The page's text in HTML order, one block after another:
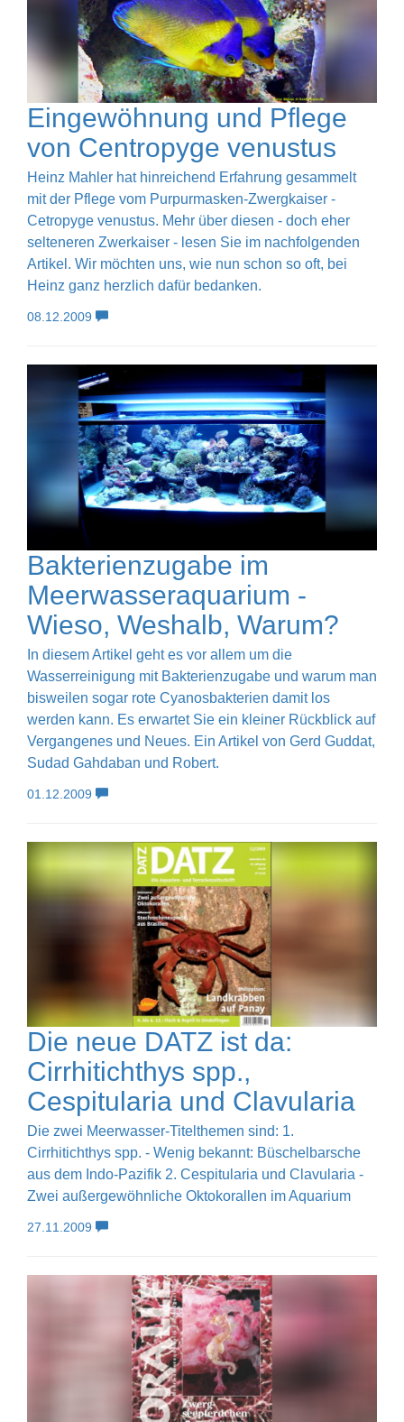
Eingewöhnung und Pflege
von Centropyge venustus
Heinz Mahler hat hinreichend Erfahrung gesammelt
mit der Pflege vom Purpurmasken-Zwergkaiser -
Cetropyge venustus. Mehr über diesen - doch eher
selteneren Zwerkaiser - lesen Sie im nachfolgenden
Artikel. Wir möchten uns, wie nun schon so oft, bei
Heinz ganz herzlich dafür bedanken.
08.12.2009
Bakterienzugabe im
Meerwasseraquarium -
Wieso, Weshalb, Warum?
In diesem Artikel geht es vor allem um die
Wasserreinigung mit Bakterienzugabe und warum man
bisweilen sogar rote Cyanosbakterien damit los
werden kann. Es erwartet Sie ein kleiner Rückblick auf
Vergangenes und Neues. Ein Artikel von Gerd Guddat,
Sudad Gahdaban und Robert.
01.12.2009
Die neue DATZ ist da:
Cirrhitichthys spp.,
Cespitularia und Clavularia
Die zwei Meerwasser-Titelthemen sind: 1.
Cirrhitichthys spp. - Wenig bekannt: Büschelbarsche
aus dem Indo-Pazifik 2. Cespitularia und Clavularia -
Zwei außergewöhnliche Oktokorallen im Aquarium
27.11.2009